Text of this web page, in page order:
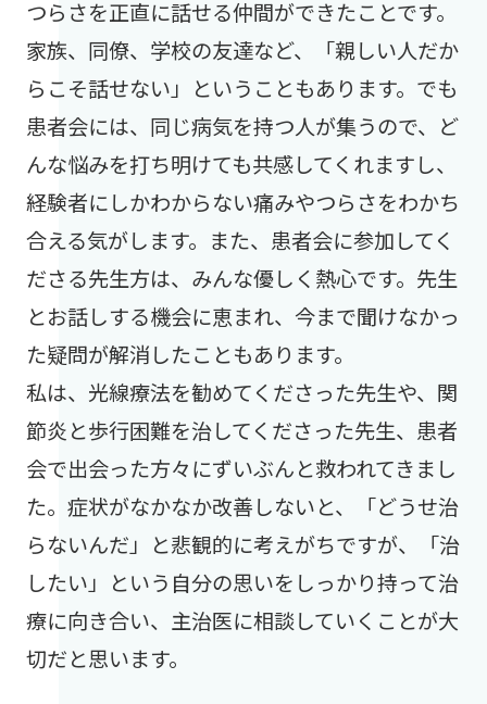
つらさを正直に話せる仲間ができたことです。
家族、同僚、学校の友達など、「親しい人だか
らこそ話せない」ということもあります。でも
患者会には、同じ病気を持つ人が集うので、ど
んな悩みを打ち明けても共感してくれますし、
経験者にしかわからない痛みやつらさをわかち
合える気がします。また、患者会に参加してく
ださる先生方は、みんな優しく熱心です。先生
とお話しする機会に恵まれ、今まで聞けなかっ
た疑問が解消したこともあります。
私は、光線療法を勧めてくださった先生や、関
節炎と歩行困難を治してくださった先生、患者
会で出会った方々にずいぶんと救われてきまし
た。症状がなかなか改善しないと、「どうせ治
らないんだ」と悲観的に考えがちですが、「治
したい」という自分の思いをしっかり持って治
療に向き合い、主治医に相談していくことが大
切だと思います。